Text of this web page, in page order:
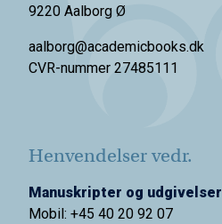
9220 Aalborg Ø
aalborg@academicbooks.dk
CVR-nummer 27485111
Henvendelser vedr.
Manuskripter og udgivelser
Mobil: +45 40 20 92 07